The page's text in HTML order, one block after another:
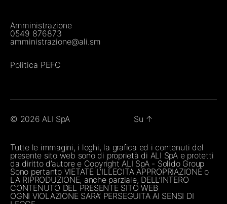
Amministrazione
0549 876873
amministrazione@ali.sm
Politica PEFC
© 2026ALI SpA Su ↑
Tutte le immagini, i loghi, la grafica ed i contenuti del
presente sito web sono di proprietà di ALI SpA e protetti
da diritto d’autore e Copyright ALI SpA - Solido Group
Sono pertanto VIETATE L’ILLECITA APPROPRIAZIONE o
LA RIPRODUZIONE, anche parziale, DELL’INTERO
CONTENUTO DEL PRESENTE SITO WEB
OGNI VIOLAZIONE SARA’ PERSEGUITA AI SENSI DI